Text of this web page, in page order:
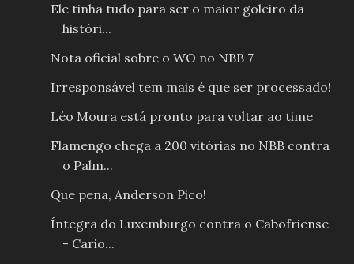
Ele tinha tudo para ser o maior goleiro da
históri...
Nota oficial sobre o WO no NBB 7
Irresponsável tem mais é que ser processado!
Léo Moura está pronto para voltar ao time
Flamengo chega a 200 vitórias no NBB contra
o Palm...
Que pena, Anderson Pico!
Íntegra do Luxemburgo contra o Cabofriense
- Cario...